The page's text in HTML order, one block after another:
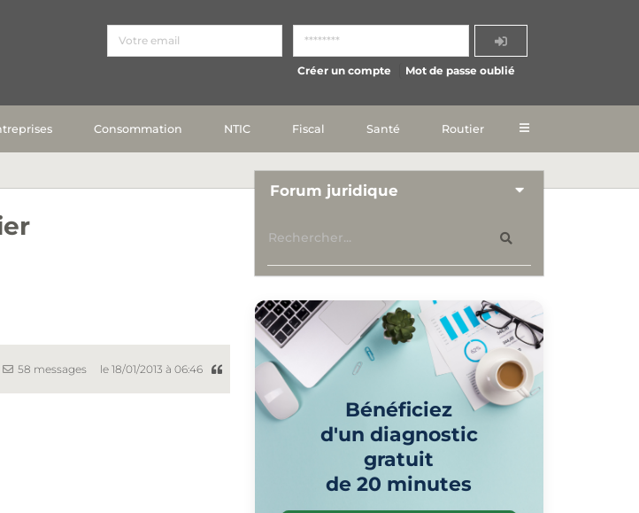
Créer un compte Mot de passe oublié
Consommation NTIC Fiscal Santé Routier
58 messages le 18/01/2013 à 06:46
Forum juridique
Bénéficiez
d'un diagnostic
gratuit
de 20 minutes